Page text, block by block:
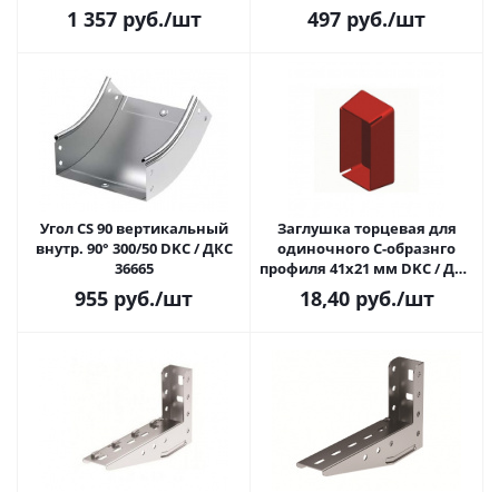
1 357руб./шт 497 руб./шт
Угол CS 90 вертикальный
внутр. 90° 300/50 DKC / ДКС
36665
955 руб./шт
Заглушка торцевая для
одиночного С-образнго
профиля 41х21 мм DKC / ДКС
BPO4121
18,40руб./шт